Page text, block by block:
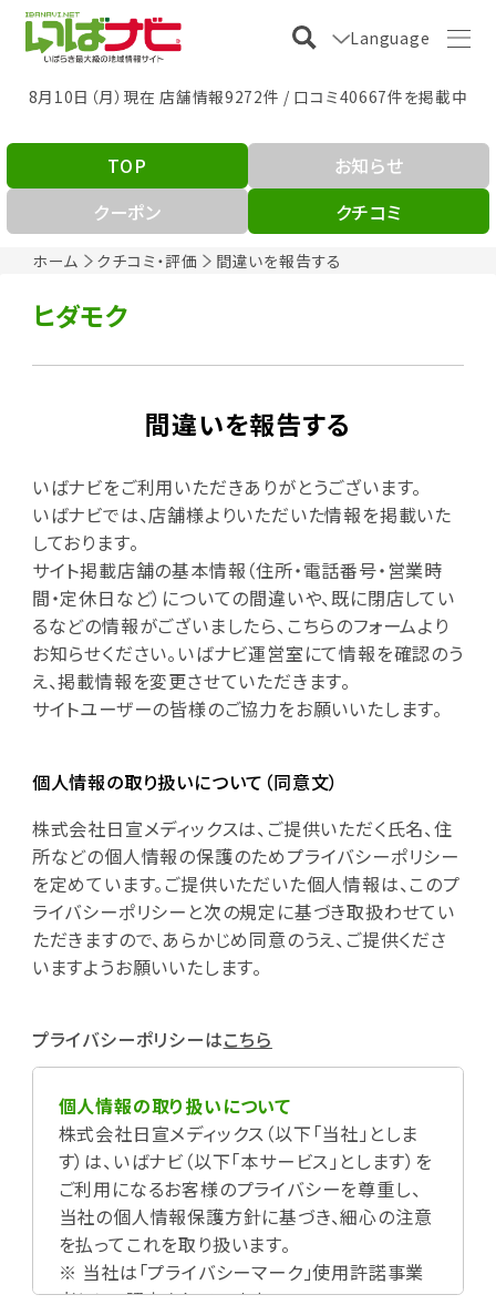
Language
8月10日（月）現在 店舗情報9272件 / 口コミ40667件を掲載中
ホーム クチコミ・評価 間違いを報告する
TOP
お知らせ
クーポン
クチコミ
ヒダモク
間違いを報告する
いばナビをご利用いただきありがとうございます。
いばナビでは、店舗様よりいただいた情報を掲載いた
しております。
サイト掲載店舗の基本情報（住所・電話番号・営業時
間・定休日など）についての間違いや、既に閉店してい
るなどの情報がございましたら、こちらのフォームより
お知らせください。いばナビ運営室にて情報を確認のう
え、掲載情報を変更させていただきます。
サイトユーザーの皆様のご協力をお願いいたします。
個人情報の取り扱いについて（同意文）
株式会社日宣メディックスは、ご提供いただく氏名、住
所などの個人情報の保護のためプライバシーポリシー
を定めています。ご提供いただいた個人情報は、このプ
ライバシーポリシーと次の規定に基づき取扱わせてい
ただきますので、あらかじめ同意のうえ、ご提供くださ
いますようお願いいたします。
プライバシーポリシーはこちら
個人情報の取り扱いについて
株式会社日宣メディックス（以下「当社」としま
す）は、いばナビ（以下「本サービス」とします）を
ご利用になるお客様のプライバシーを尊重し、
当社の個人情報保護方針に基づき、細心の注意
を払ってこれを取り扱います。
※ 当社は「プライバシーマーク」使用許諾事業
者として認定されています。